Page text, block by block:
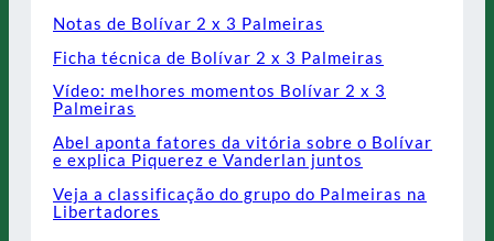
Notas de Bolívar 2 x 3 Palmeiras
Ficha técnica de Bolívar 2 x 3 Palmeiras
Vídeo: melhores momentos Bolívar 2 x 3
Palmeiras
Abel aponta fatores da vitória sobre o Bolívar
e explica Piquerez e Vanderlan juntos
Veja a classificação do grupo do Palmeiras na
Libertadores